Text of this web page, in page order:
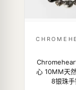
心 10MM天
8银珠